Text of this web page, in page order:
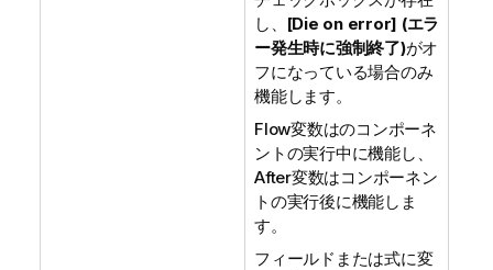
し、 [Die on error] (エラ
ー発生時に強制終了)がオ
フになっている場合のみ
機能します。
Flow変数はのコンポーネ
ントの実行中に機能し、
After変数はコンポーネン
トの実行後に機能しま
す。
フィールドまたは式に変